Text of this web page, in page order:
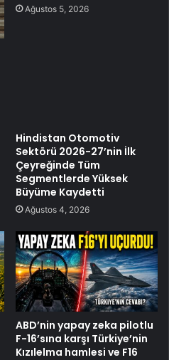
Ağustos 5, 2026
Hindistan Otomotiv
Sektörü 2026-27’nin İlk
Çeyreğinde Tüm
Segmentlerde Yüksek
Büyüme Kaydetti
Ağustos 4, 2026
ABD’nin yapay zeka pilotlu
F-16’sına karşı Türkiye’nin
Kızılelma hamlesi ve F16